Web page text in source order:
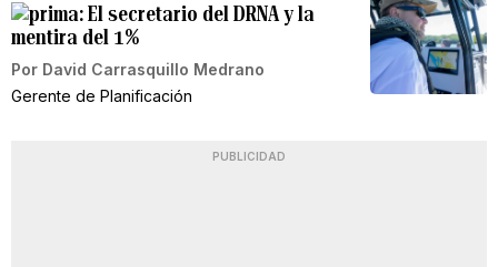
El secretario del DRNA y la
mentira del 1%
Por David Carrasquillo Medrano
Gerente de Planificación
PUBLICIDAD